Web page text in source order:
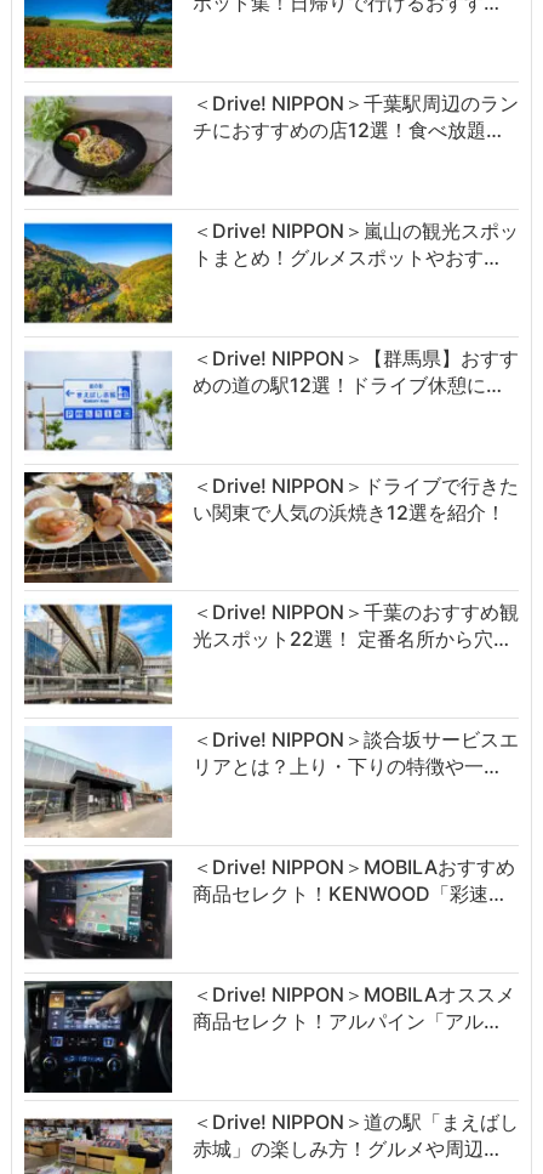
＜Drive! NIPPON＞千葉駅周辺のラン
チにおすすめの店12選！食べ放題…
＜Drive! NIPPON＞嵐山の観光スポッ
トまとめ！グルメスポットやおす…
＜Drive! NIPPON＞【群馬県】おすす
めの道の駅12選！ドライブ休憩に…
＜Drive! NIPPON＞ドライブで行きた
い関東で人気の浜焼き12選を紹介！
＜Drive! NIPPON＞千葉のおすすめ観
光スポット22選！ 定番名所から穴…
＜Drive! NIPPON＞談合坂サービスエ
リアとは？上り・下りの特徴や一…
＜Drive! NIPPON＞MOBILAおすすめ
商品セレクト！KENWOOD「彩速…
＜Drive! NIPPON＞MOBILAオススメ
商品セレクト！アルパイン「アル…
＜Drive! NIPPON＞道の駅「まえばし
赤城」の楽しみ方！グルメや周辺…